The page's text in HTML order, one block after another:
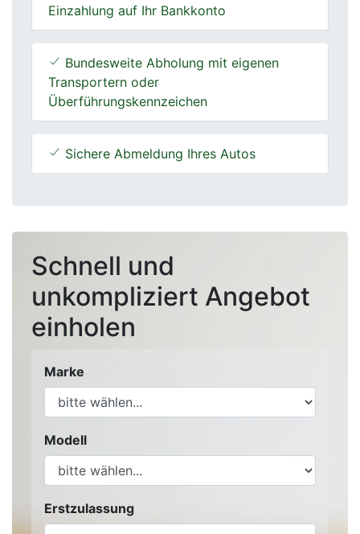
Einzahlung auf Ihr Bankkonto
Bundesweite Abholung mit eigenen
Transportern oder
Überführungskennzeichen
Sichere Abmeldung Ihres Autos
Schnell und
unkompliziert Angebot
einholen
Marke
Modell
Erstzulassung